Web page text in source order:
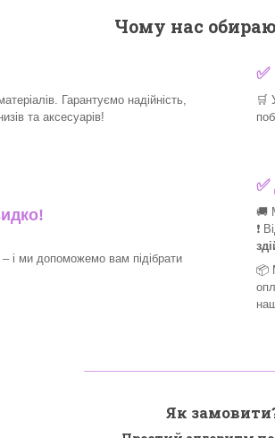
Чому нас
Гарантуємо надійність,
та аксесуарів!​
✅
🛒
– і ми допоможемо вам підібрати
✅
🚚
❗
📦
Як